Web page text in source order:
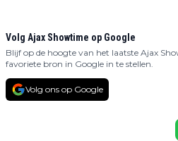
Volg Ajax Showtime op Google
Blijf op de hoogte van het laatste Ajax
favoriete bron in Google in te stellen.
Volg ons op Google